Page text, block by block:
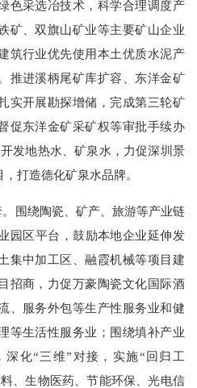
色采选冶技术，科学合理调度产
矿、双旗山矿业等主要矿山企业
筑行业优先使用本土优质水泥产
推进溪柄尾矿库扩容、东洋金矿
实开展勘探增储，完成第三轮矿
促东洋金矿采矿权等审批手续办
发地热水、矿泉水，力促深圳景
打造德化矿泉水品牌。
围绕陶瓷、矿产、旅游等产业链
园区平台，鼓励本地企业延伸发
集中加工区、融霞机械等项目建
招商，力促万豪陶瓷文化国际酒
、服务外包等生产性服务业和健
等生活性服务业；围绕填补产业
化“三维”对接，实施“回归工
、生物医药、节能环保、光电信